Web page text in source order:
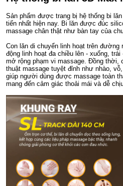
Sản phẩm được trang bị hệ thống bi
tiến nhất hiện nay. Bi lăn được đúc
massage chân thật như bàn tay của
Con lăn di chuyển linh hoạt trên đường
động linh hoạt đa chiều lên - xuống,
mở rộng phạm vi massage. Đồng thời,
thuật massage tuyệt đỉnh như nhào,
giúp người dùng được massage toàn
mang đến cảm giác thoải mái và dễ